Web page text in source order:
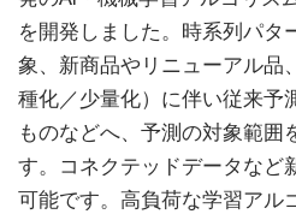
を開発しました。時系列パタ
象、新商品やリニューアル品
種化／少量化）に伴い従来予
ものなどへ、予測の対象範囲
す。コネクテッドデータなど
可能です。高負荷な学習アル